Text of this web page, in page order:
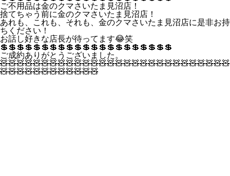
ご不用品は金のクマさいたま見沼店！
捨てちゃう前に金のクマさいたま見沼店！
あれも、これも、それも、金のクマさいたま見沼店に是非お持
ちください！
お話し好きな店長が待ってます😂笑
💲💲💲💲💲💲💲💲💲💲💲💲💲💲💲💲💲💲💲💲💲
ご成約ありがとうございました。
🧸🧸🧸🧸🧸🧸🧸🧸🧸🧸🧸🧸🧸🧸🧸🧸🧸🧸🧸🧸🧸🧸🧸🧸🧸🧸🧸🧸
🧸🧸🧸🧸🧸🧸🧸🧸🧸🧸🧸🧸